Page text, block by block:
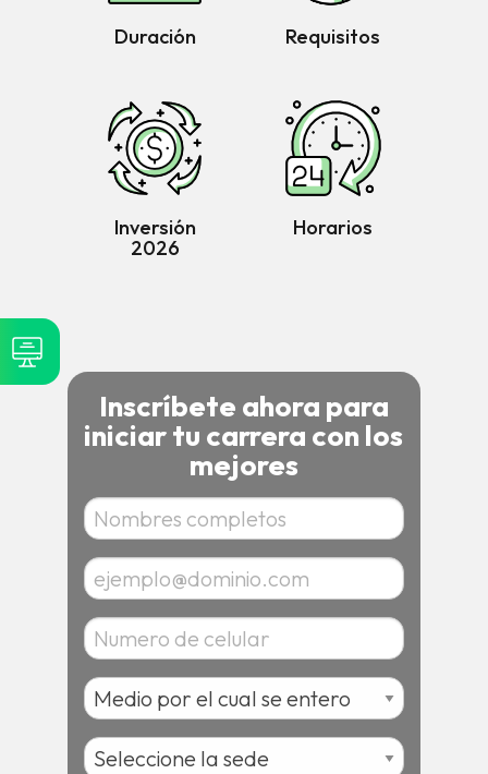
Duración Requisitos
Inversión
2026
Horarios
Inscríbete ahora para
iniciar tu carrera con los
mejores